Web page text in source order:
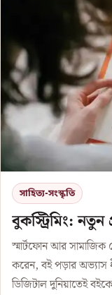
সাহিত্য-সংস্কৃতি
বুকস্ট্রিমিং:
স্মার্টফোন আর
করেন, বই পড়ার অভ্যাস
ডিজিটাল দুনিয়াতেই